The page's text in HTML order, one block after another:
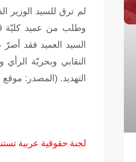
لم ترق للسيد الوزير
السيد العميد فقد أصرّ
النقابي وبحريّة
التهديد. (المصدر: موقع مجلة
لجنة حقوقية عربية